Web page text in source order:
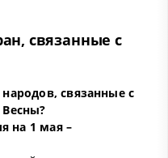
связанные с
связанные с
на 1 мая –